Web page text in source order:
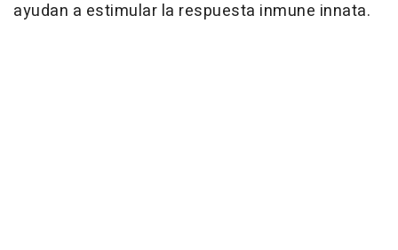
ayudan a estimular la respuesta inmune innata.